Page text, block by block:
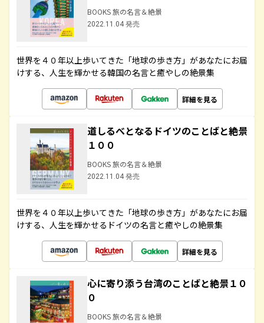
BOOKS 旅の名言＆絶景
2022.11.04 発売
世界を４０年以上歩いてきた「地球の歩き方」があなたにお届
けする、人生を輝かせる韓国の名言と癒やしの絶景集
詳細を見る
道しるべとなるドイツのことばと絶景
１００
BOOKS 旅の名言＆絶景
2022.11.04 発売
世界を４０年以上歩いてきた「地球の歩き方」があなたにお届
けする、人生を輝かせるドイツの名言と癒やしの絶景集
詳細を見る
心に寄り添う台湾のことばと絶景１０
０
BOOKS 旅の名言＆絶景